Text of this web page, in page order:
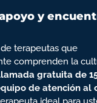
y
terapeutas que
comprenden la
gratuita de
de atención al